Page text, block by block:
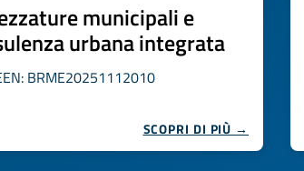
municipali e
urbana integrata
BRME20251112010
SCOPRI DI PIÙ →